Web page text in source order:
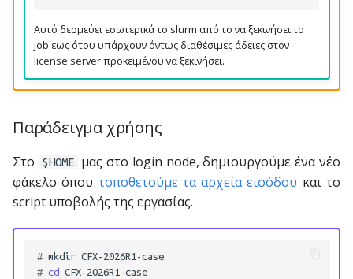
MrBayes
NUPACK
openCARP
PartitionFinder
PLINK
Αυτό δεσμεύει εσωτερικά το slurm από το να ξεκινήσει το
job εως ότου υπάρχουν όντως διαθέσιμες άδειες στον
license server προκειμένου να ξεκινήσει.
Παράδειγμα χρήσης
Στο $HOME
μας στο login node, δημιουργούμε ένα νέο
φάκελο όπου τοποθετούμε τα αρχεία εισόδου και το
script υποβολής της εργασίας.
# mkdir
CFX-2026R1-case
# cd CFX-2026R1-case